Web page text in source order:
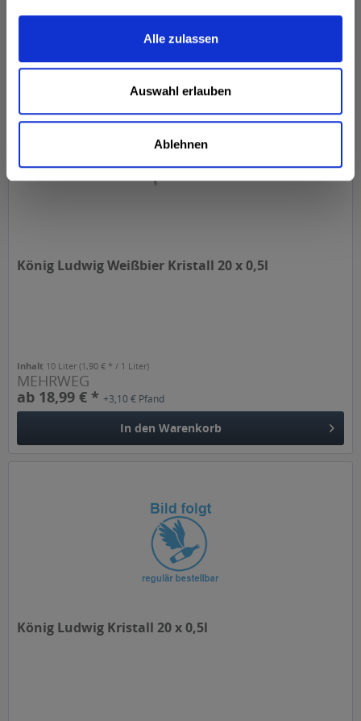
Alle zulassen
Auswahl erlauben
Ablehnen
MEHRWEG
+3,10 € Pfand
In den Warenkorb
König Ludwig Weißbier Kristall 20 x 0,5l
Inhalt 10 Liter(1,90 € * / 1 Liter)
MEHRWEG
ab 18,99 € *+3,10 € Pfand
In den Warenkorb
König Ludwig Kristall 20 x 0,5l